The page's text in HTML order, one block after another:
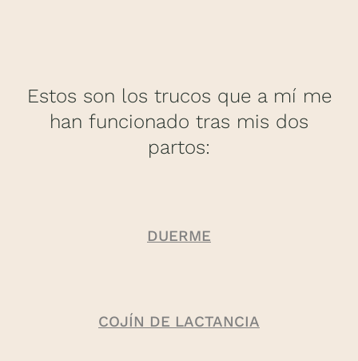
Estos son los trucos que a mí me
han funcionado tras mis dos
partos:
DUERME
COJÍN DE LACTANCIA